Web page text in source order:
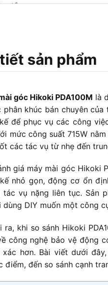
tắc
sản phẩm
góc Hikoki PDA100M là
phân khúc bán chuyên
để phục vụ các công
mức công suất 715W
các tác vụ từ nhẹ đến
giá máy mài góc Hikoki
nhỏ gọn, động cơ ổn
tác vụ nặng liên tục. Sản
dùng DIY muốn một công
ra, khi so sánh Hikoki
công nghệ bảo vệ động
xác hơn. Bài viết dưới đây,
điểm, đến so sánh cạnh